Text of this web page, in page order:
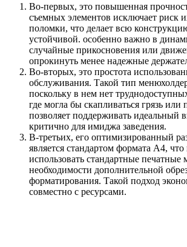
Во-первых, это повышенная
съемных элементов исключает риск
поломки, что делает всю
устойчивой. особенно важно в
случайные прикосновения или
опрокинуть менее надежные
Во-вторых, это простота
обслуживания. Такой тип
поскольку в нем нет
где могла бы скапливаться грязь или
позволяет поддерживать идеальный
критично для имиджа заведения.
В-третьих, его оптимизированный
является стандартом формата А4, что
использовать стандартные печатные
необходимости дополнительной
форматирования. Такой подход
совместно с ресурсами.